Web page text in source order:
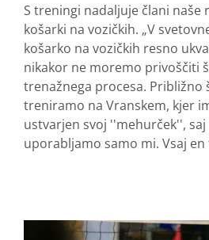
S treningi nadaljuje člani naše
košarki na vozičkih. „V
košarko na vozičkih resno
nikakor ne moremo privoščiti
trenažnega procesa.
treniramo na Vranskem, kjer
ustvarjen svoj ''mehurček'',
uporabljamo samo mi. Vsaj en